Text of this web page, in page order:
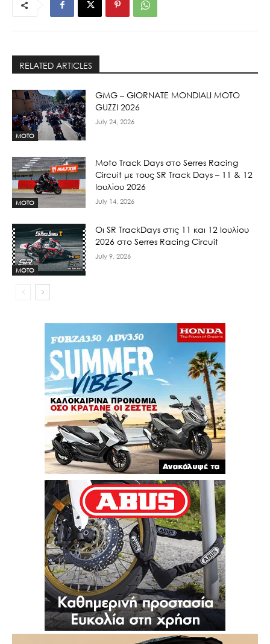
RELATED ARTICLES
MOTO
GMG – GIORNATE MONDIALI MOTO
GUZZI 2026
July 24, 2026
MOTO
Moto Track Days στo Serres Racing
Circuit με τους SR Track Days – 11 & 12
Ιουλίου 2026
July 14, 2026
MOTO
Οι SR TrackDays στις 11 και 12 Ιουλίου
2026 στο Serres Racing Circuit
July 9, 2026